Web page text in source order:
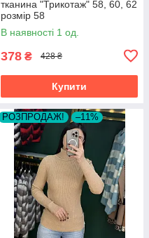
тканина "Трикотаж" 58, 60, 62
розмір 58
В наявності 1 од.
378 ₴ 428 ₴
Купити
РОЗПРОДАЖ! –11%